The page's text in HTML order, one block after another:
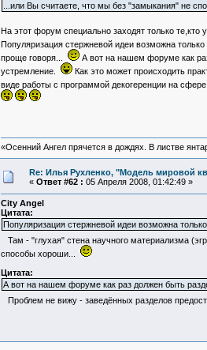
...или Вы считаете, что мы без "замыкания" не
На этот форум специально заходят только
Популяризация стержневой идеи возможна
проще говоря...
А вот на нашем форуме как
устремление.
Как это может происходить
виде работы с программой декогеренции на
«Осенний Ангел прячется в дождях. В листве
Re: Илья Рухленко, "Модель мировой
« Ответ #62 : 05 Апреля 2008, 01:42:49 »
City Angel
Цитата:
Популяризация стержневой идеи возможна
Там - "глухая" стена научного материализма
способы хороши...
Цитата:
А вот на нашем форуме как раз должен быть
Проблем не вижу - заведённых разделов